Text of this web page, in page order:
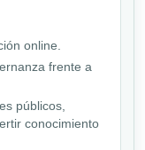
online.
frente a
públicos,
conocimiento